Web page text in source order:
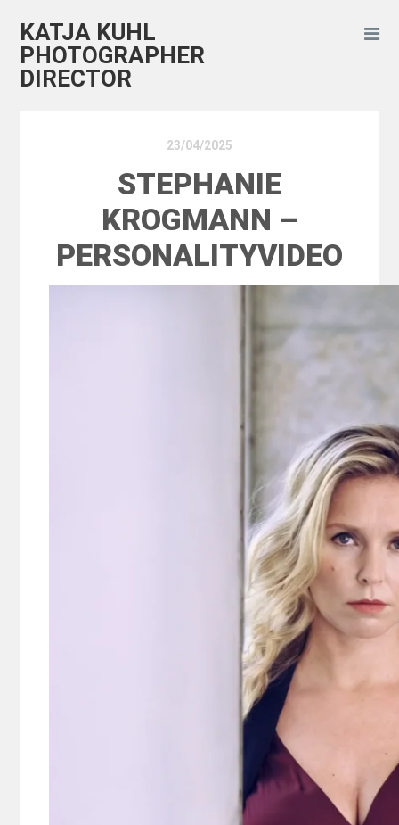
KATJA KUHL
PHOTOGRAPHER
DIRECTOR
23/04/2025
STEPHANIE
KROGMANN –
PERSONALITYVIDEO